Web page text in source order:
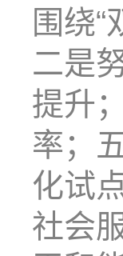
围绕
二是
提升
率；
化试
社会